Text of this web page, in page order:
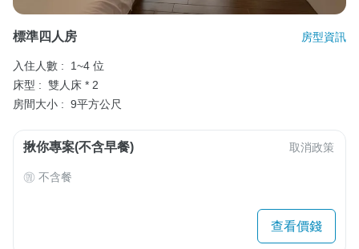
標準四人房 房型資訊
入住人數 :
1~4 位
床型 : 雙人床 * 2
房間大小 : 9平方公尺
揪你專案(不含早餐) 取消政策
不含餐
查看價錢